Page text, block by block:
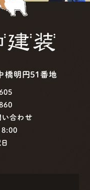
橋明円51番地
い合わせ